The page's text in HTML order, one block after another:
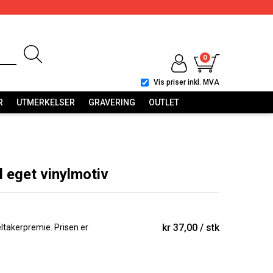
0
Vis priser inkl. MVA
UTMERKELSER GRAVERING OUTLET
eget vinylmotiv
Prisen er kr 37,00 stk